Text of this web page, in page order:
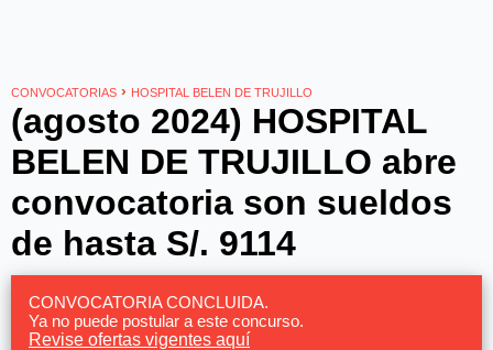
CONVOCATORIAS › HOSPITAL BELEN DE TRUJILLO
(agosto 2024) HOSPITAL
BELEN DE TRUJILLO abre
convocatoria son sueldos
de hasta S/. 9114
CONVOCATORIA CONCLUIDA.
Ya no puede postular a este concurso.
Revise ofertas vigentes aquí